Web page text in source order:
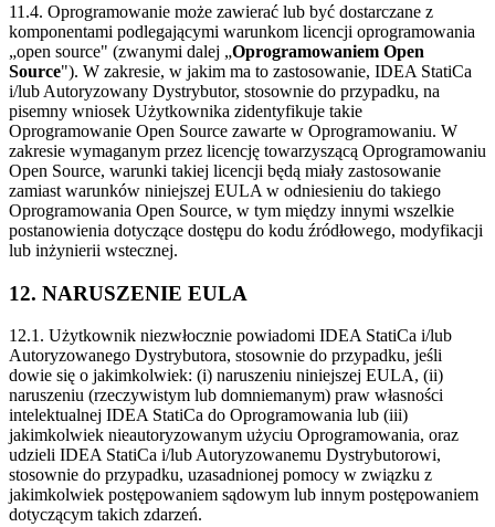
11.4. Oprogramowanie może zawierać lub być dostarczane z
komponentami podlegającymi warunkom licencji oprogramowania
„open source" (zwanymi dalej „Oprogramowaniem Open
Source"). W zakresie, w jakim ma to zastosowanie, IDEA StatiCa
i/lub Autoryzowany Dystrybutor, stosownie do przypadku, na
pisemny wniosek Użytkownika zidentyfikuje takie
Oprogramowanie Open Source zawarte w Oprogramowaniu. W
zakresie wymaganym przez licencję towarzyszącą Oprogramowaniu
Open Source, warunki takiej licencji będą miały zastosowanie
zamiast warunków niniejszej EULA w odniesieniu do takiego
Oprogramowania Open Source, w tym między innymi wszelkie
postanowienia dotyczące dostępu do kodu źródłowego, modyfikacji
lub inżynierii wstecznej.
12. NARUSZENIE EULA
12.1. Użytkownik niezwłocznie powiadomi IDEA StatiCa i/lub
Autoryzowanego Dystrybutora, stosownie do przypadku, jeśli
dowie się o jakimkolwiek: (i) naruszeniu niniejszej EULA, (ii)
naruszeniu (rzeczywistym lub domniemanym) praw własności
intelektualnej IDEA StatiCa do Oprogramowania lub (iii)
jakimkolwiek nieautoryzowanym użyciu Oprogramowania, oraz
udzieli IDEA StatiCa i/lub Autoryzowanemu Dystrybutorowi,
stosownie do przypadku, uzasadnionej pomocy w związku z
jakimkolwiek postępowaniem sądowym lub innym postępowaniem
dotyczącym takich zdarzeń.